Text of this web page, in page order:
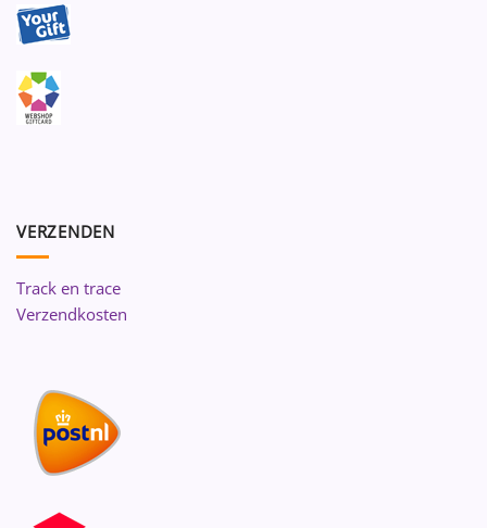
VERZENDEN
Track en trace
Verzendkosten